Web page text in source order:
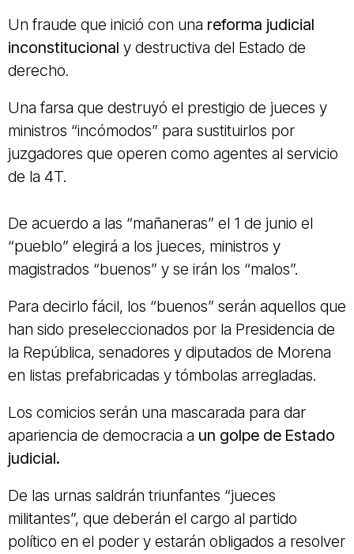
Un fraude que inició con una reforma judicial
inconstitucional y destructiva del Estado de
derecho.
Una farsa que destruyó el prestigio de jueces y
ministros “incómodos” para sustituirlos por
juzgadores que operen como agentes al servicio
de la 4T.
De acuerdo a las “mañaneras” el 1 de junio el
“pueblo” elegirá a los jueces, ministros y
magistrados “buenos” y se irán los “malos”.
Para decirlo fácil, los “buenos” serán aquellos que
han sido preseleccionados por la Presidencia de
la República, senadores y diputados de Morena
en listas prefabricadas y tómbolas arregladas.
Los comicios serán una mascarada para dar
apariencia de democracia a un golpe de Estado
judicial.
De las urnas saldrán triunfantes “jueces
militantes”, que deberán el cargo al partido
político en el poder y estarán obligados a resolver